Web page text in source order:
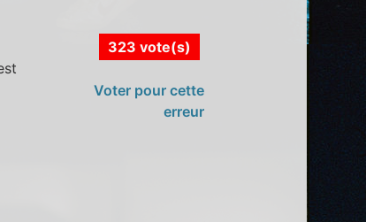
323 vote(s)
Voter pour cette
erreur